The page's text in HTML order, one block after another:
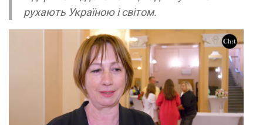
рухають Україною і світом.